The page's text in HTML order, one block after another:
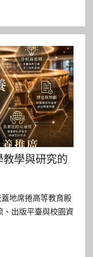
學與研究的
地席捲高等教育殿
、出版平臺與校園資
。我們擔憂學生作